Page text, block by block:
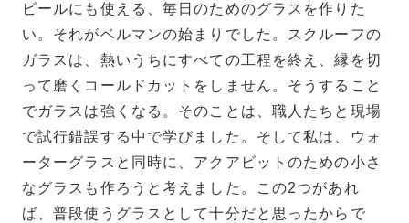
ビールにも使える、毎日のためのグラスを作りた
い。それがベルマンの始まりでした。スクルーフの
ガラスは、熱いうちにすべての工程を終え、縁を切
って磨くコールドカットをしません。そうすること
でガラスは強くなる。そのことは、職人たちと現場
で試行錯誤する中で学びました。そして私は、ウォ
ーターグラスと同時に、アクアビットのための小さ
なグラスも作ろうと考えました。この2つがあれ
ば、普段使うグラスとして十分だと思ったからで